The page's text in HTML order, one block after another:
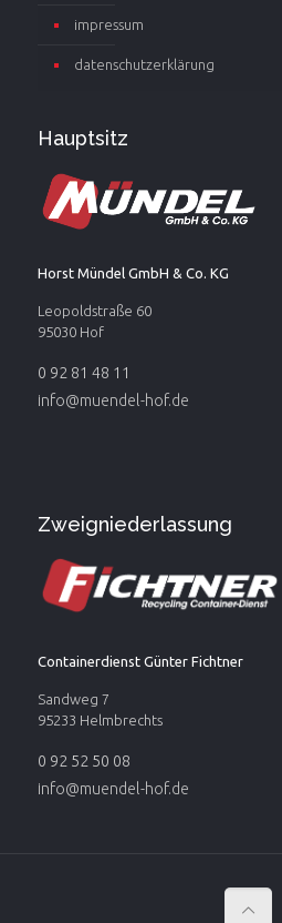
impressum
datenschutzerklärung
Hauptsitz
Horst Mündel GmbH & Co. KG
Leopoldstraße 60
95030 Hof
0 92 81 48 11
info@muendel-hof.de
Zweigniederlassung
Containerdienst Günter Fichtner
Sandweg 7
95233 Helmbrechts
0 92 52 50 08
info@muendel-hof.de